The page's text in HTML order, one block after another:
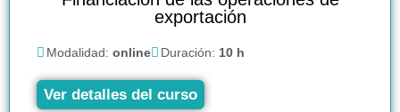
exportación
Modalidad: online Duración: 10 h
Ver detalles del curso